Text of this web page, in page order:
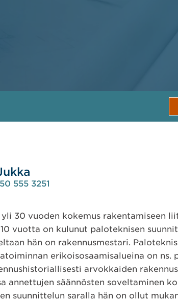
555 3251
30 vuoden kokemus rakentamiseen
vuotta on kulunut paloteknisen
hän on rakennusmestari.
erikoisosaamisalueina on ns.
arvokkaiden
annettujen säännösten soveltaminen
suunnittelun saralla hän on ollut